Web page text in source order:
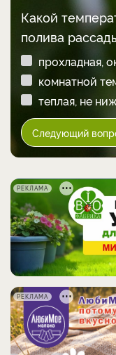
Какой
полива
прохладная,
комнатной
теплая, не
Следующий
РЕКЛАМА
РЕКЛАМА